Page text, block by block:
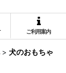
ご利用案内
> 犬のおもちゃ